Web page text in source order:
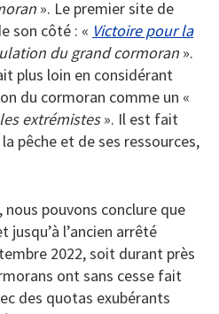
». Le premier site de
son côté : « Victoire pour la
du grand cormoran ».
plus loin en considérant
du cormoran comme un «
extrémistes». Il est fait
pêche et de ses ressources,
pouvons conclure que
jusqu’à l’ancien arrêté
2022, soit durant près
ont sans cesse fait
des quotas exubérants